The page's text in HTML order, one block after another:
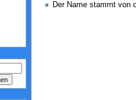
Der Name stammt von